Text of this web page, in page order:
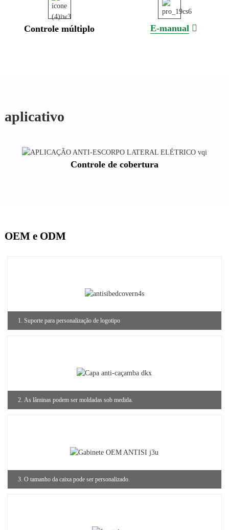
Controle múltiplo E-manual
aplicativo
Controle de cobertura
OEM e ODM
1. Suporte para personalização de logotipo
2. As lâminas podem ser moldadas sob medida.
3. O tamanho da caixa pode ser personalizado.